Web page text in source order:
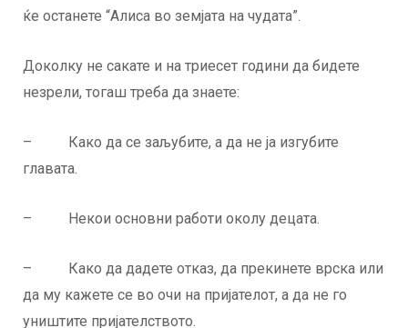
ќе останете “Aлиса во земјата на чудата”.
Доколку не сакате и на триесет години да бидете
незрели, тогаш треба да знаете:
– Како да се заљубите, а да не ја изгубите
главата.
– Некои основни работи околу децата.
– Како да дадете отказ, да прекинете врска или
да му кажете се во очи на пријателот, а да не го
уништите пријателството.